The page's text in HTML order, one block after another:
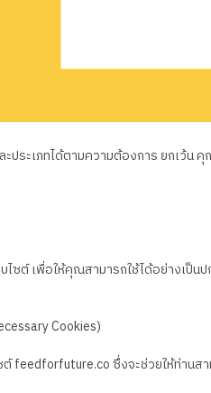
ระเภทได้ตามความต้องการ ยกเว้น คุ
ซต์ เพื่อให้คุณสามารถใช้ได้อย่างเป็
Cookies)
ซึ่งจะช่วยให้ท่านส